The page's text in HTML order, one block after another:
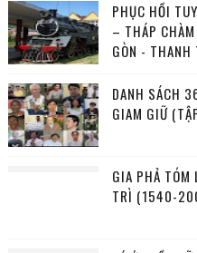
PHỤC HỒI
– THÁP
GÒN - THANH
DANH SÁCH
GIAM GIỮ
GIA PHẢ TÓM
TRÌ (1540-